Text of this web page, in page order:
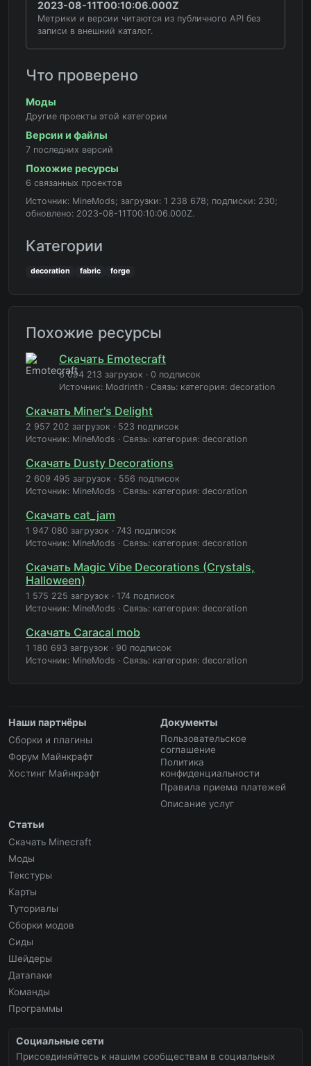
2023-08-11T00:10:06.000Z
Метрики и версии читаются из публичного API без
записи в внешний каталог.
Что проверено
Моды
Другие проекты этой категории
Версии и файлы
7 последних версий
Похожие ресурсы
6 связанных проектов
Источник: MineMods; загрузки: 1 238 678; подписки: 230;
обновлено: 2023-08-11T00:10:06.000Z.
Категории
decoration fabric forge
Похожие ресурсы
Скачать Emotecraft
6 094 213 загрузок · 0 подписок
Источник: Modrinth · Связь: категория: decoration
Скачать Miner's Delight
2 957 202 загрузок · 523 подписок
Источник: MineMods · Связь: категория: decoration
Скачать Dusty Decorations
2 609 495 загрузок · 556 подписок
Источник: MineMods · Связь: категория: decoration
Скачать cat_jam
1 947 080 загрузок · 743 подписок
Источник: MineMods · Связь: категория: decoration
Скачать Magic Vibe Decorations (Crystals,
Halloween)
1 575 225 загрузок · 174 подписок
Источник: MineMods · Связь: категория: decoration
Скачать Caracal mob
1 180 693 загрузок · 90 подписок
Источник: MineMods · Связь: категория: decoration
Наши партнёры
Сборки и плагины
Форум Майнкрафт
Хостинг Майнкрафт
Документы
Пользовательское
соглашение
Политика
конфиденциальности
Правила приема платежей
Описание услуг
Статьи
Скачать Minecraft
Моды
Текстуры
Карты
Туториалы
Сборки модов
Сиды
Шейдеры
Датапаки
Команды
Программы
Социальные сети
Присоединяйтесь к нашим сообществам в социальных